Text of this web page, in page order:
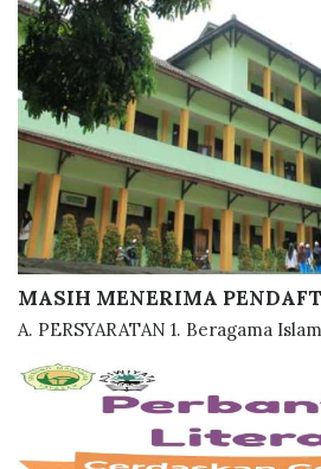
MASIH MENERIMA
A. PERSYARATAN 1. Beragama